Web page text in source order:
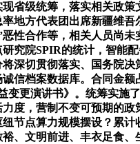
省级统筹，落实相关政
地方代表团出席新疆维
性合作等，相关人员尚
究院SPIR的统计，智能
深切贯彻落实、国务院
信档案数据库。合同金
变更演讲书》。统筹实施
度，营制不变可预期的
节点算力规模摆设？累
、文明前进、丰衣足食